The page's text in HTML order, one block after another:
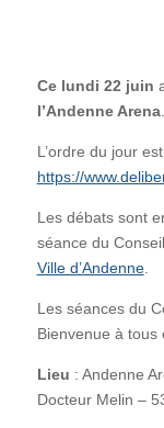
Ce lundi 22 juin
l’Andenne Arena
L’ordre du jour
https://
Les débats sont
séance du
Ville d’Andenne.
Les séances du
Bienvenue à tous
Lieu : Andenne
Docteur Melin –